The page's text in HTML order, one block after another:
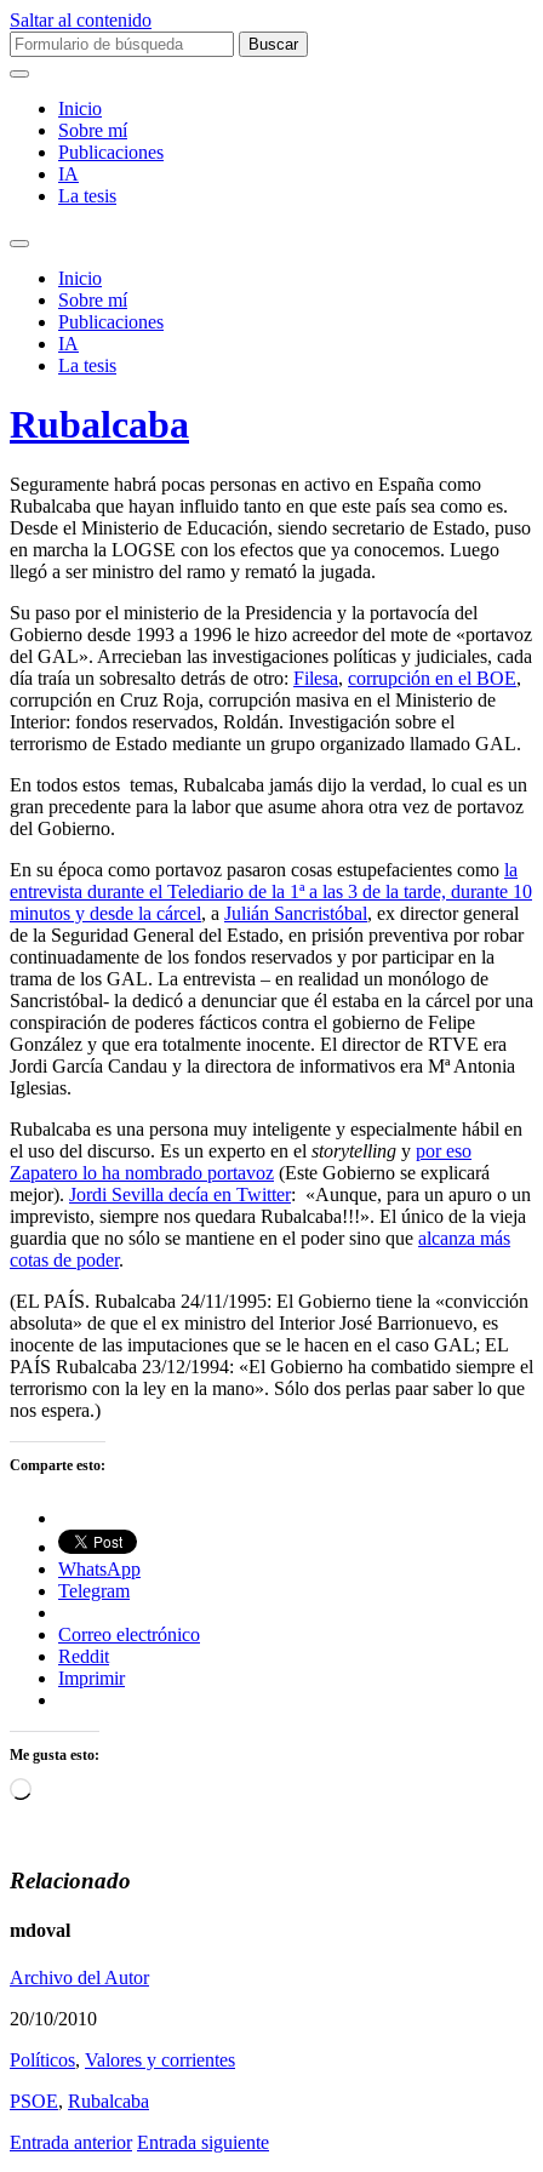
Saltar al contenido
Buscar:
Inicio
Sobre mí­
Publicaciones
IA
La tesis
Alternar
campo
búsqueda
Inicio
Sobre mí­
Publicaciones
IA
La tesis
Rubalcaba
Seguramente habrá pocas personas en activo en España como
Rubalcaba que hayan influido tanto en que este país sea como es.
Desde el Ministerio de Educación, siendo secretario de Estado, puso
en marcha la LOGSE con los efectos que ya conocemos. Luego
llegó a ser ministro del ramo y remató la jugada.
Su paso por el ministerio de la Presidencia y la portavocía del
Gobierno desde 1993 a 1996 le hizo acreedor del mote de «portavoz
del GAL». Arrecieban las investigaciones políticas y judiciales, cada
día traía un sobresalto detrás de otro: Filesa, corrupción en el BOE,
corrupción en Cruz Roja, corrupción masiva en el Ministerio de
Interior: fondos reservados, Roldán. Investigación sobre el
terrorismo de Estado mediante un grupo organizado llamado GAL.
En todos estos temas, Rubalcaba jamás dijo la verdad, lo cual es un
gran precedente para la labor que asume ahora otra vez de portavoz
del Gobierno.
En su época como portavoz pasaron cosas estupefacientes como la
entrevista durante el Telediario de la 1ª a las 3 de la tarde, durante 10
minutos y desde la cárcel, a Julián Sancristóbal, ex director general
de la Seguridad General del Estado, en prisión preventiva por robar
continuadamente de los fondos reservados y por participar en la
trama de los GAL. La entrevista – en realidad un monólogo de
Sancristóbal- la dedicó a denunciar que él estaba en la cárcel por una
conspiración de poderes fácticos contra el gobierno de Felipe
González y que era totalmente inocente. El director de RTVE era
Jordi García Candau y la directora de informativos era Mª Antonia
Iglesias.
Rubalcaba es una persona muy inteligente y especialmente hábil en
el uso del discurso. Es un experto en el storytelling y por eso
Zapatero lo ha nombrado portavoz (Este Gobierno se explicará
mejor). Jordi Sevilla decía en Twitter: «Aunque, para un apuro o un
imprevisto, siempre nos quedara Rubalcaba!!!». El único de la vieja
guardia que no sólo se mantiene en el poder sino que alcanza más
cotas de poder.
(EL PAÍS. Rubalcaba 24/11/1995: El Gobierno tiene la «convicción
absoluta» de que el ex ministro del Interior José Barrionuevo, es
inocente de las imputaciones que se le hacen en el caso GAL; EL
PAÍS Rubalcaba 23/12/1994: «El Gobierno ha combatido siempre el
terrorismo con la ley en la mano». Sólo dos perlas paar saber lo que
nos espera.)
Comparte esto:
WhatsApp
Telegram
Correo electrónico
Reddit
Imprimir
Me gusta esto:
Cargando...
Relacionado
mdoval
Archivo del Autor
20/10/2010
Polí­ticos, Valores y corrientes
PSOE, Rubalcaba
Entrada anterior Entrada siguiente